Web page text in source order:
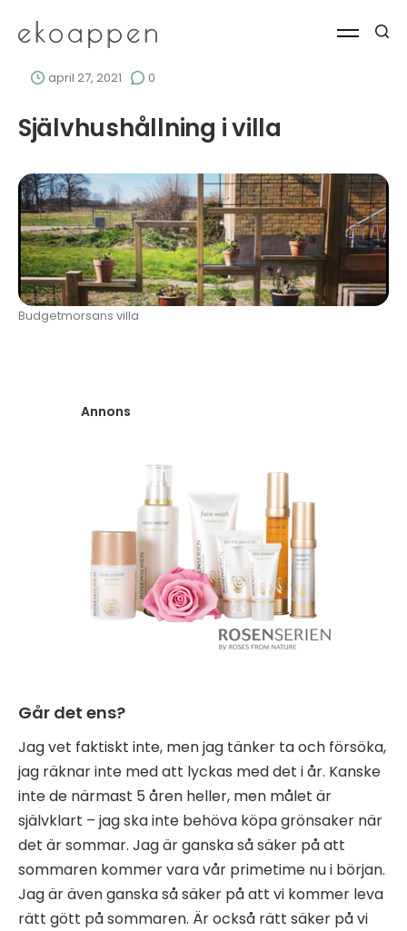
april 27, 2021 0
Självhushållning i villa
Budgetmorsans villa
Annons
Går det ens?
Jag vet faktiskt inte, men jag tänker ta och försöka,
jag räknar inte med att lyckas med det i år. Kanske
inte de närmast 5 åren heller, men målet är
självklart – jag ska inte behöva köpa grönsaker när
det är sommar. Jag är ganska så säker på att
sommaren kommer vara vår primetime nu i början.
Jag är även ganska så säker på att vi kommer leva
rätt gött på sommaren. Är också rätt säker på vi